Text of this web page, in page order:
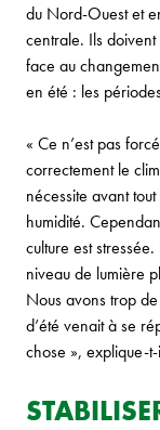
du Nord-Ouest et
centrale. Ils doivent
face au
en été : les
« Ce n’est pas
correctement le
nécessite avant
humidité.
culture est
niveau de lumière
Nous avons trop
d’été venait à se
chose », explique-